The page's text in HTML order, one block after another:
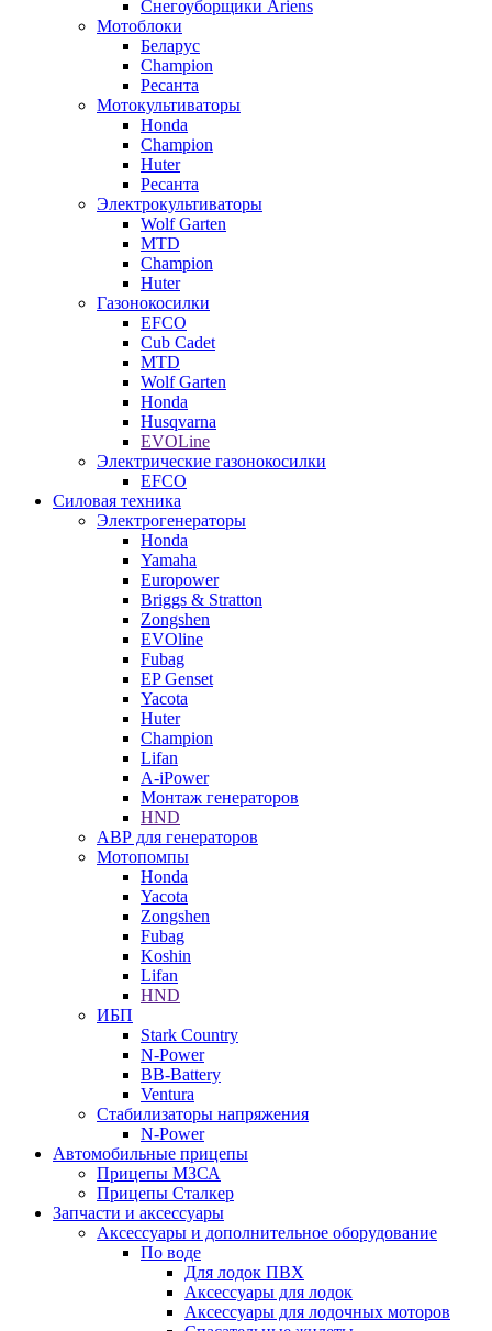
Снегоуборщики Ariens
Мотоблоки
Беларус
Champion
Ресанта
Мотокультиваторы
Honda
Champion
Huter
Ресанта
Электрокультиваторы
Wolf Garten
MTD
Champion
Huter
Газонокосилки
EFCO
Cub Cadet
MTD
Wolf Garten
Honda
Husqvarna
EVOLine
Электрические газонокосилки
EFCO
Силовая техника
Электрогенераторы
Honda
Yamaha
Europower
Briggs & Stratton
Zongshen
EVOline
Fubag
EP Genset
Yacota
Huter
Champion
Lifan
A-iPower
Монтаж генераторов
HND
АВР для генераторов
Мотопомпы
Honda
Yacota
Zongshen
Fubag
Koshin
Lifan
HND
ИБП
Stark Country
N-Power
BB-Battery
Ventura
Стабилизаторы напряжения
N-Power
Автомобильные прицепы
Прицепы МЗСА
Прицепы Сталкер
Запчасти и аксессуары
Аксессуары и дополнительное оборудование
По воде
Для лодок ПВХ
Аксессуары для лодок
Аксессуары для лодочных моторов